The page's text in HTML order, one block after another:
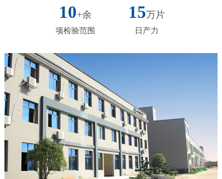
10+余
项检验范围
15万片
日产力